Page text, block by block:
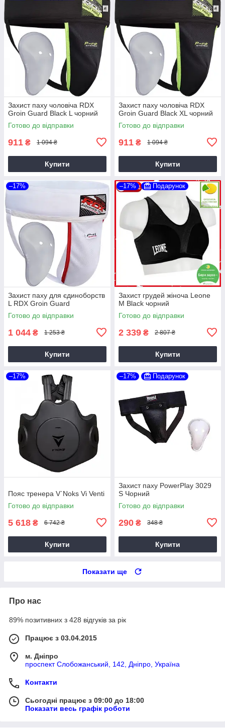
Захист паху чоловіча RDX
Groin Guard Black L чорний
Готово до відправки
911 ₴ 1 094 ₴
Купити
Захист паху чоловіча RDX
Groin Guard Black XL чорний
Готово до відправки
911 ₴ 1 094 ₴
Купити
–17%
Захист паху для єдиноборств
L RDX Groin Guard
Готово до відправки
1 044 ₴ 1 253 ₴
Купити
–17% Подарунок
Захист грудей жіноча Leone
M Black чорний
Готово до відправки
2 339 ₴ 2 807 ₴
Купити
–17%
Пояс тренера V`Noks Vi Venti
Готово до відправки
5 618 ₴ 6 742 ₴
Купити
–17% Подарунок
Захист паху PowerPlay 3029
S Чорний
Готово до відправки
290 ₴ 348 ₴
Купити
Показати ще
Про нас
89% позитивних з 428 відгуків за рік
Працює з 03.04.2015
м. Дніпро
проспект Слобожанський, 142, Дніпро, Україна
Контакти
Сьогодні працює з 09:00 до 18:00
Показати весь графік роботи